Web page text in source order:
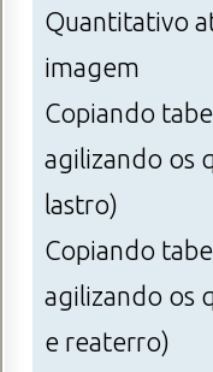
Quantitativo
imagem
Copiando
agilizando os
lastro)
Copiando
agilizando os
e reaterro)